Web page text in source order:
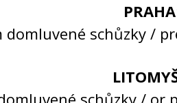
PRAHA
domluvené schůzky /
schůzky / or